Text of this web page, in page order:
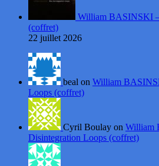
William BASINSKI
(coffret)
22 juillet 2026
beal on William
Loops (coffret)
Cyril Boulay on William
Disintegration Loops (coffret)